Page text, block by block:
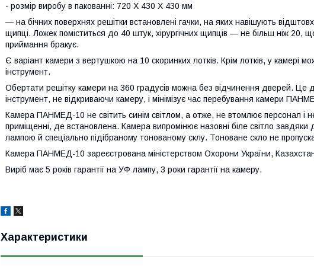
- розмір виробу в пакованні: 720 Х 430 Х 430 мм
— на бічних поверхнях решітки встановлені гачки, на яких навішують
щипці. Ложек поміститься до 40 штук, хірургічних щипців — не більш ніж 20,
приймання бракує.
Є варіант камери з вертушкою на 10 скоринких лотків. Крім лотків, у камері
інструмент.
Обертати решітку камери на 360 градусів можна без відчинення дверей. Це
інструмент, не відкриваючи камеру, і мінімізує час перебування камери
Камера ПАНМЕД-10 не світить синім світлом, а отже, не втомлює персонал і
приміщенні, де встановлена. Камера випромінює назовні біле світло
лампою й спеціально підібраному тонованому склу. Тоноване скло не
Камера ПАНМЕД-10 зареєстрована міністерством Охорони України,
Виріб має 5 років гарантії на УФ лампу, 3 роки гарантії на камеру.
Характеристики